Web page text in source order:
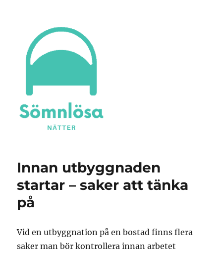
Innan utbyggnaden
startar – saker att tänka
på
Vid en utbyggnation på en bostad finns flera
saker man bör kontrollera innan arbetet